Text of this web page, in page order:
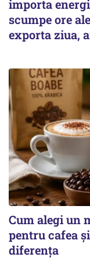
importa
scumpe ore
exporta ziua,
Cum alegi un
pentru cafea
diferența